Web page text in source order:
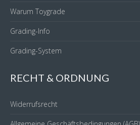
Warum Toygrade
Grading-Info
Grading-System
RECHT & ORDNUNG
Widerrufsrecht